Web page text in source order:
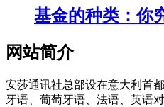
基金的种类：你
网站简介
安莎通讯社总部设在意大利首
牙语、葡萄牙语、法语、英语